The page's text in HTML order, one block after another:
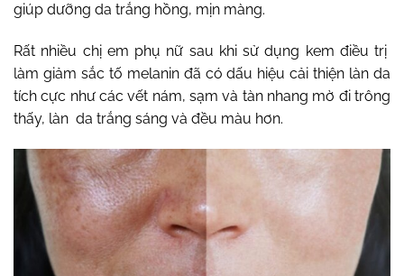
giúp dưỡng da trắng hồng, mịn màng.
Rất nhiều chị em phụ nữ sau khi sử dụng kem điều trị
làm giảm sắc tố melanin đã có dấu hiệu cải thiện làn da
tích cực như các vết nám, sạm và tàn nhang mờ đi trông
thấy, làn da trắng sáng và đều màu hơn.